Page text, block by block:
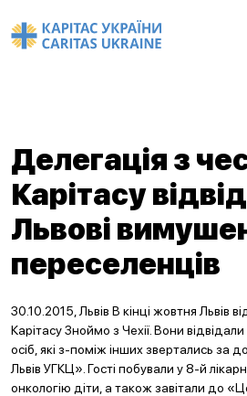
Делегація з
Карітасу
Львові
переселенців
30.10.2015, Львів В кінці жовтня Львів
Карітасу Зноймо з Чехії. Вони
осіб, які з-поміж інших звертались за
Львів УГКЦ». Гості побували у 8-й
онкологію діти, а також завітали до